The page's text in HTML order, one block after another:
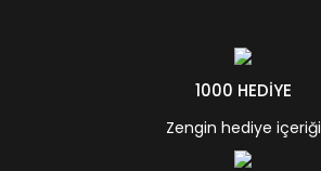
1000 HEDİYE
Zengin hediye içeriği